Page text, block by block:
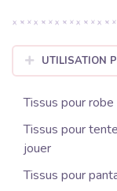
UTILISATION
Tissus pour robe
Tissus pour
jouer
Tissus pour